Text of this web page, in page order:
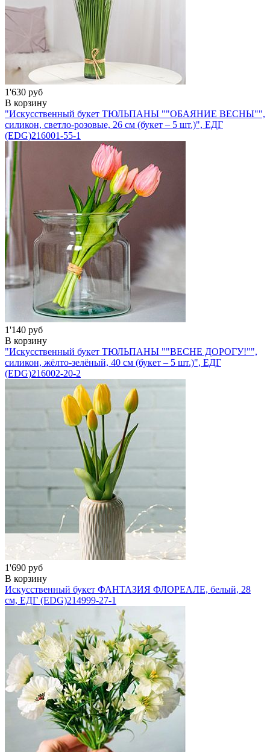
1'630 руб
В корзину
"Искусственный букет ТЮЛЬПАНЫ ""ОБАЯНИЕ ВЕСНЫ"",
силикон, светло-розовые, 26 см (букет – 5 шт.)", ЕДГ
(EDG)216001-55-1
1'140 руб
В корзину
"Искусственный букет ТЮЛЬПАНЫ ""ВЕСНЕ ДОРОГУ!"",
силикон, жёлто-зелёный, 40 см (букет – 5 шт.)", ЕДГ
(EDG)216002-20-2
1'690 руб
В корзину
Искусственный букет ФАНТАЗИЯ ФЛОРЕАЛЕ, белый, 28
см, ЕДГ (EDG)214999-27-1